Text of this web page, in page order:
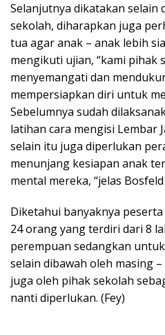
Selanjutnya dikatakan selain
sekolah, diharapkan juga
tua agar anak – anak lebih
mengikuti ujian, “kami pihak
menyemangati dan
mempersiapkan diri untuk
Sebelumnya sudah
latihan cara mengisi Lembar
selain itu juga diperlukan
menunjang kesiapan anak
mental mereka, “jelas
Diketahui banyaknya
24 orang yang terdiri dari 8
perempuan sedangkan
selain dibawah oleh masing
juga oleh pihak sekolah
nanti diperlukan. (Fey)